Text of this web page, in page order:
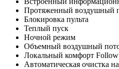
Протяженный воздушный
Блокировка пульта
Теплый пуск
Ночной режим
Объемный воздушный
Локальный комфорт Follow
Автоматическая очистка